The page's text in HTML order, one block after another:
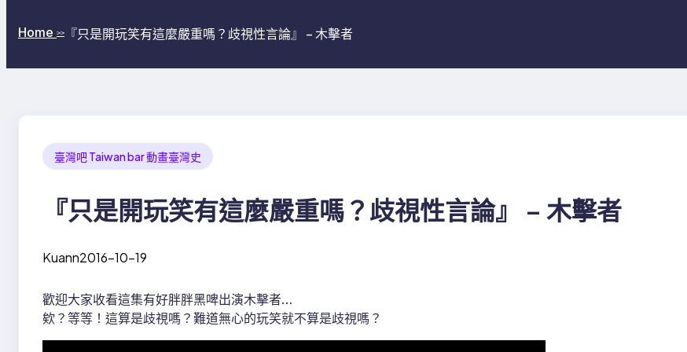
Home >> 『只是開玩笑有這麼嚴重嗎？歧視性言論』 – 木擊者
臺灣吧 Taiwan bar 動畫臺灣史
『只是開玩笑有這麼嚴重嗎？歧視性言論』 – 木擊者
Kuann2016-10-19
歡迎大家收看這集有好胖胖黑啤出演木擊者…
欸？等等！這算是歧視嗎？難道無心的玩笑就不算是歧視嗎？